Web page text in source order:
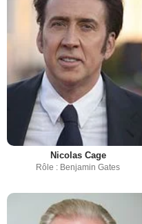
Nicolas Cage
Rôle : Benjamin Gates